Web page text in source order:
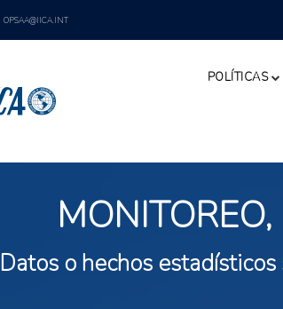
OPSAA@IICA.INT
POLÍTICAS
Datos o hechos